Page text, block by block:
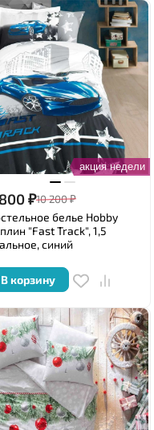
акция недели
₽10 200₽
белье Hobby
"Fast Track", 1,5
синий
В корзину